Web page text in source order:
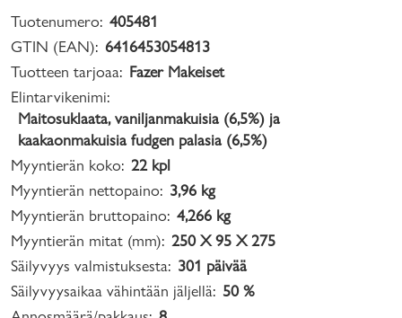
Tuotenumero: 405481
GTIN (EAN): 6416453054813
Tuotteen tarjoaa: Fazer Makeiset
Elintarvikenimi:
Maitosuklaata, vaniljanmakuisia (6,5%) ja
kaakaonmakuisia fudgen palasia (6,5%)
Myyntierän koko: 22 kpl
Myyntierän nettopaino: 3,96 kg
Myyntierän bruttopaino: 4,266 kg
Myyntierän mitat (mm): 250 X 95 X 275
Säilyvyys valmistuksesta: 301 päivää
Säilyvyysaikaa vähintään jäljellä: 50 %